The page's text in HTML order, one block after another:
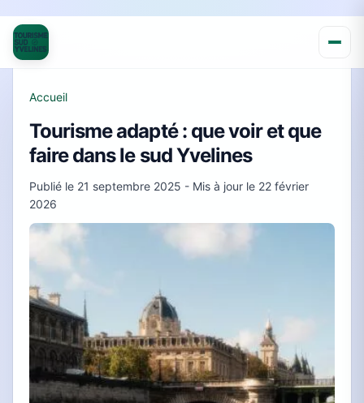
Accueil
Tourisme adapté : que voir et que
faire dans le sud Yvelines
Publié le 21 septembre 2025 - Mis à jour le 22 février
2026